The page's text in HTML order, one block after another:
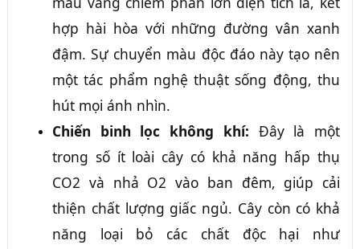
hợp hài hòa với những đường vân xanh
đậm. Sự chuyển màu độc đáo này tạo nên
một tác phẩm nghệ thuật sống động, thu
hút mọi ánh nhìn.
Chiến binh lọc không khí: Đây là một
trong số ít loài cây có khả năng hấp thụ
CO2 và nhả O2 vào ban đêm, giúp cải
thiện chất lượng giấc ngủ. Cây còn có khả
năng loại bỏ các chất độc hại như